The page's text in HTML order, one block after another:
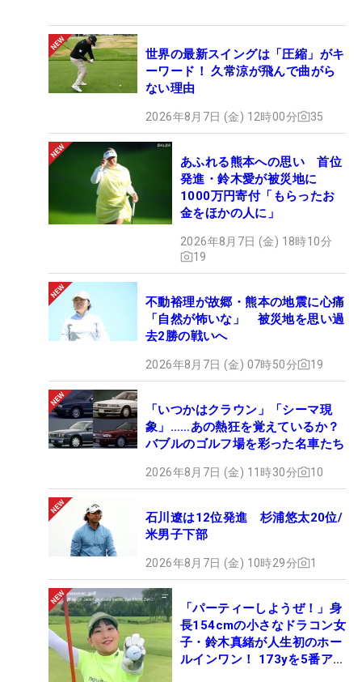
世界の最新スイングは「圧縮」がキ
ーワード！ 久常涼が飛んで曲がら
ない理由
2026年8月7日 (金) 12時00分 35
あふれる熊本への思い 首位
発進・鈴木愛が被災地に
1000万円寄付「もらったお
金をほかの人に」
2026年8月7日 (金) 18時10分
19
不動裕理が故郷・熊本の地震に心痛
「自然が怖いな」 被災地を思い過
去2勝の戦いへ
2026年8月7日 (金) 07時50分 19
「いつかはクラウン」「シーマ現
象」……あの熱狂を覚えているか？
バブルのゴルフ場を彩った名車たち
2026年8月7日 (金) 11時30分 10
石川遼は12位発進 杉浦悠太20位/
米男子下部
2026年8月7日 (金) 10時29分 1
「パーティーしようぜ！」身
長154cmの小さなドラコン女
子・鈴木真緒が人生初のホー
ルインワン！ 173yを5番アイ